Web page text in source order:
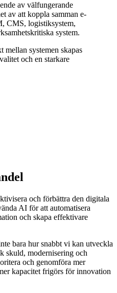
av välfungerande
av att koppla samman e-
CMS, logistiksystem,
system.
systemen skapas
och en starkare
och förbättra den digitala
AI för att automatisera
och skapa effektivare
bara hur snabbt vi kan utveckla
skuld, modernisering och
och genomföra mer
kapacitet frigörs för innovation